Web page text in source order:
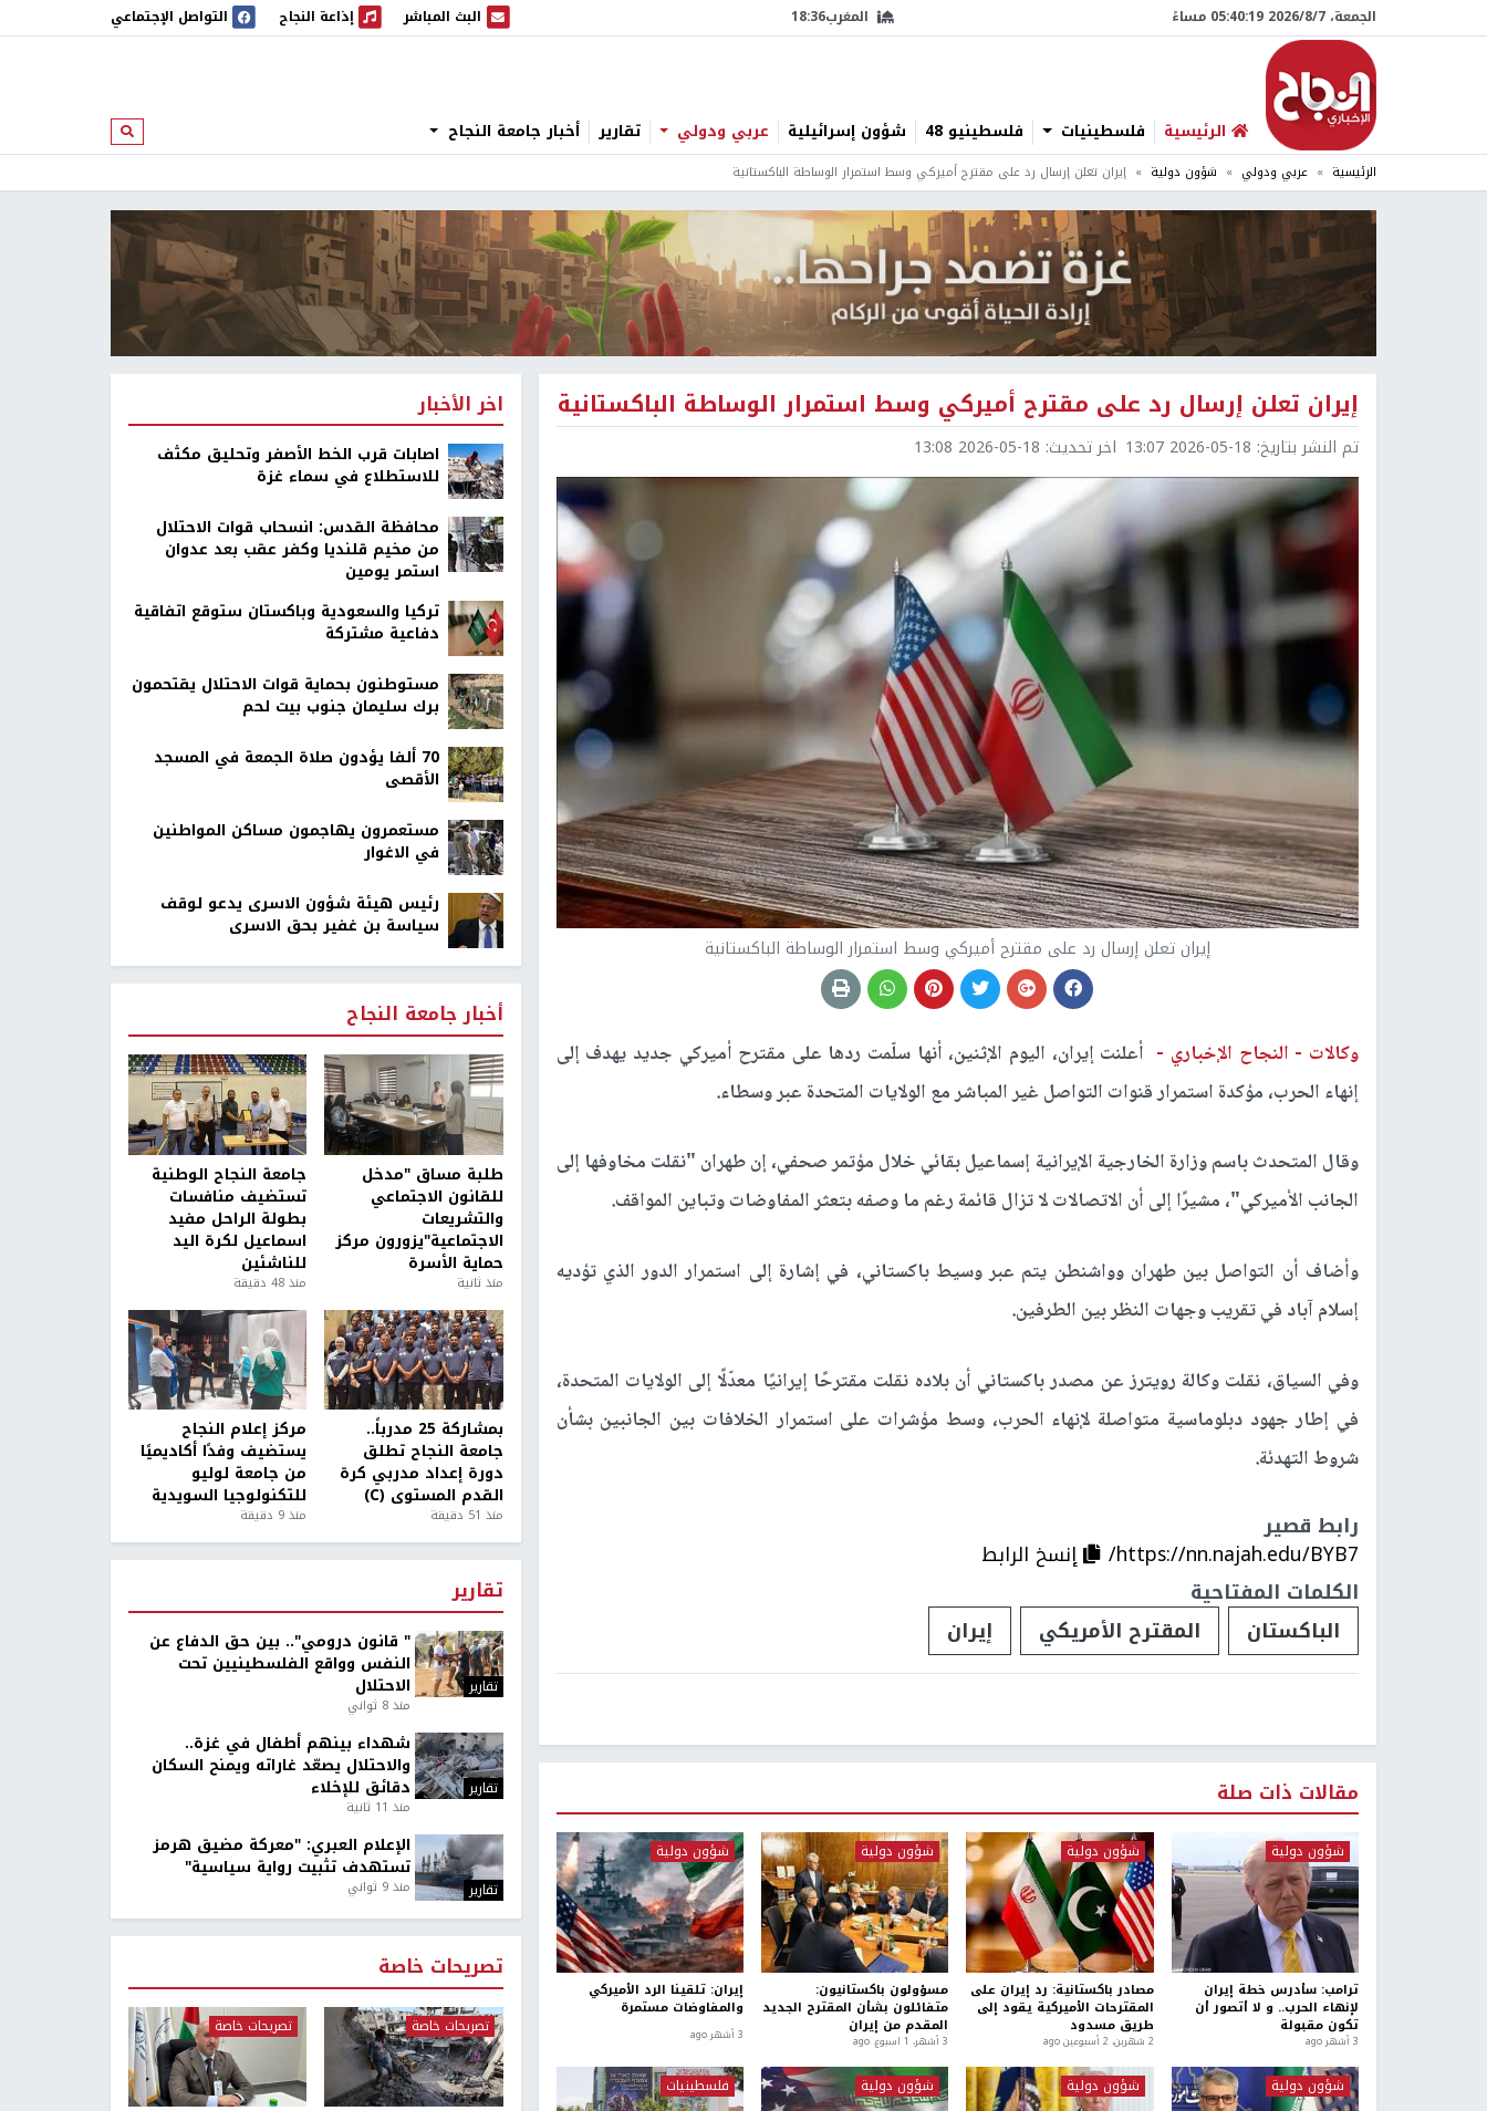
الجمعة، 7/‏8/‏2026 05:40:20 مساءً المغرب18:36 البث المباشر
البث المباشر إذاعة النجاح
إذاعة النجاح التواصل الإجتماعي
الرئيسية فلسطينيات فلسطينيو 48 شؤون إسرائيلية عربي ودولي تقارير أخبار جامعة النجاح ابحث
الرئيسية عربي ودولي شؤون دولية إيران تعلن إرسال رد على مقترح أميركي وسط استمرار الوساطة الباكستانية
إيران تعلن إرسال رد على مقترح أميركي وسط استمرار الوساطة الباكستانية
تم النشر بتاريخ: 2026-05-18 13:07 اخر تحديث: 2026-05-18 13:08
إيران تعلن إرسال رد على مقترح أميركي وسط استمرار الوساطة الباكستانية
وكالات - النجاح الإخباري - أعلنت إيران، اليوم الإثنين، أنها سلّمت ردها على مقترح أميركي جديد يهدف إلى
إنهاء الحرب، مؤكدة استمرار قنوات التواصل غير المباشر مع الولايات المتحدة عبر وسطاء.
وقال المتحدث باسم وزارة الخارجية الإيرانية إسماعيل بقائي خلال مؤتمر صحفي، إن طهران "نقلت مخاوفها إلى
الجانب الأميركي"، مشيرًا إلى أن الاتصالات لا تزال قائمة رغم ما وصفه بتعثر المفاوضات وتباين المواقف.
وأضاف أن التواصل بين طهران وواشنطن يتم عبر وسيط باكستاني، في إشارة إلى استمرار الدور الذي تؤديه
إسلام آباد في تقريب وجهات النظر بين الطرفين.
وفي السياق، نقلت وكالة رويترز عن مصدر باكستاني أن بلاده نقلت مقترحًا إيرانيًا معدّلًا إلى الولايات المتحدة،
في إطار جهود دبلوماسية متواصلة لإنهاء الحرب، وسط مؤشرات على استمرار الخلافات بين الجانبين بشأن
شروط التهدئة.
رابط قصير
https://nn.najah.edu/BYB7/
إنسخ الرابط
الكلمات المفتاحية
الباكستان
المقترح الأمريكي إيران
مقالات ذات صلة
شؤون دولية
ترامب: سأدرس خطة إيران
لإنهاء الحرب.. و لا أتصور أن
تكون مقبولة
3 أشهر ago
شؤون دولية
مصادر باكستانية: رد إيران على
المقترحات الأميركية يقود إلى
طريق مسدود
2 شهرين، 2 أسبوعين ago
شؤون دولية
مسؤولون باكستانيون:
متفائلون بشأن المقترح الجديد
المقدم من إيران
3 أشهر، 1 اسبوع. ago
شؤون دولية
إيران: تلقينا الرد الأميركي
والمفاوضات مستمرة
3 أشهر ago
شؤون دولية شؤون دولية شؤون دولية فلسطينيات
اخر الأخبار
اصابات قرب الخط الأصفر وتحليق مكثف
للاستطلاع في سماء غزة
محافظة القدس: انسحاب قوات الاحتلال
من مخيم قلنديا وكفر عقب بعد عدوان
استمر يومين
تركيا والسعودية وباكستان ستوقع اتفاقية
دفاعية مشتركة
مستوطنون بحماية قوات الاحتلال يقتحمون
برك سليمان جنوب بيت لحم
70 ألفا يؤدون صلاة الجمعة في المسجد
الأقصى
مستعمرون يهاجمون مساكن المواطنين
في الاغوار
رئيس هيئة شؤون الاسرى يدعو لوقف
سياسة بن غفير بحق الاسرى
أخبار جامعة النجاح
طلبة مساق "مدخل
للقانون الاجتماعي
والتشريعات
الاجتماعية"يزورون مركز
حماية الأسرة
منذ ثانية
جامعة النجاح الوطنية
تستضيف منافسات
بطولة الراحل مفيد
اسماعيل لكرة اليد
للناشئين
منذ 48 دقيقة
بمشاركة 25 مدرباً..
جامعة النجاح تطلق
دورة إعداد مدربي كرة
القدم المستوى (C)
منذ 51 دقيقة
مركز إعلام النجاح
يستضيف وفدًا أكاديميًا
من جامعة لوليو
للتكنولوجيا السويدية
منذ 9 دقيقة
تقارير
تقارير
" قانون درومي".. بين حق الدفاع عن
النفس وواقع الفلسطينيين تحت
الاحتلال
منذ 8 ثواني
تقارير
شهداء بينهم أطفال في غزة..
والاحتلال يصعّد غاراته ويمنح السكان
دقائق للإخلاء
منذ 11 ثانية
تقارير
الإعلام العبري: "معركة مضيق هرمز
تستهدف تثبيت رواية سياسية"
منذ 9 ثواني
تصريحات خاصة
تصريحات خاصة تصريحات خاصة